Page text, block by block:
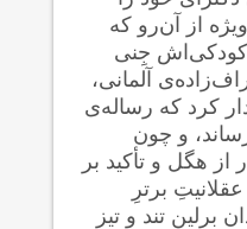
از آن‌رو که
کودکی‌اش جِنی
آلمانی،
کرد که رساله‌ی
و چون
از هگل و تأکید بر
برترِ
برلین تند و تیز